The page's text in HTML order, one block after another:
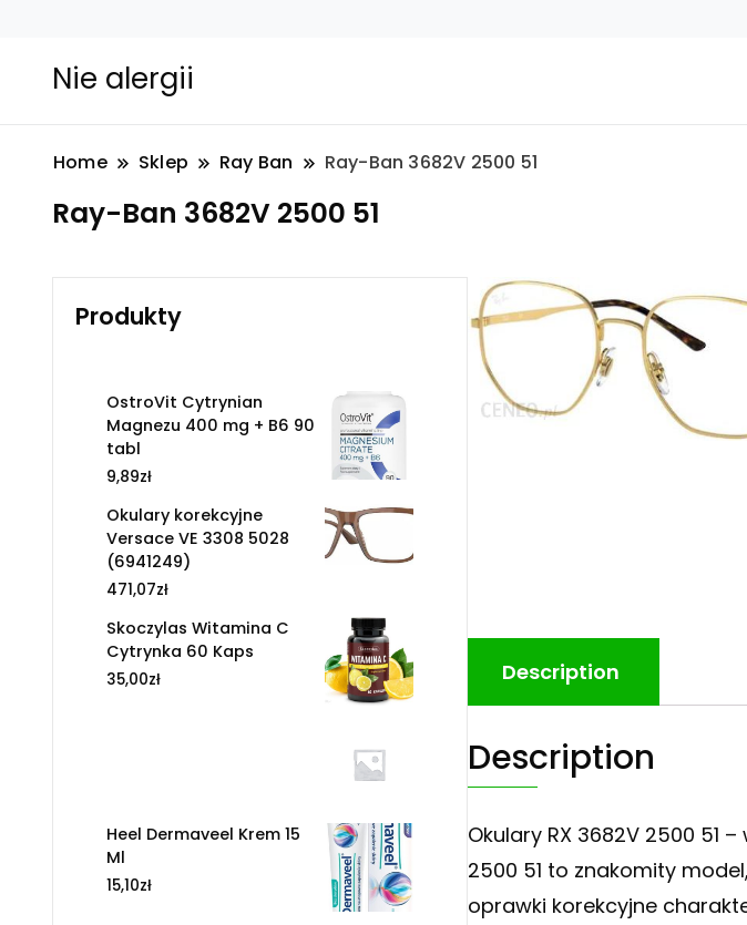
Nie alergii
Home Sklep Ray Ban Ray-Ban 3682V 2500 51
Ray-Ban 3682V 2500 51
Description
Description
Okulary RX 3682V 2500 51
2500 51 to znakomity
oprawki korekcyjne
Produkty
OstroVit Cytrynian
Magnezu 400 mg + B6 90
tabl
9,89zł
Okulary korekcyjne
Versace VE 3308 5028
(6941249)
471,07zł
Skoczylas Witamina C
Cytrynka 60 Kaps
35,00zł
Heel Dermaveel Krem 15
Ml
15,10zł